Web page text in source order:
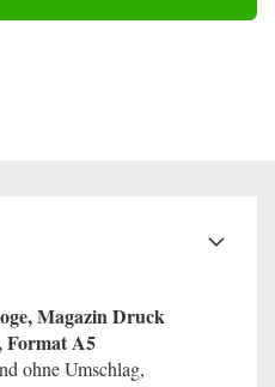
Magazin Druck
Format A5
ohne Umschlag,